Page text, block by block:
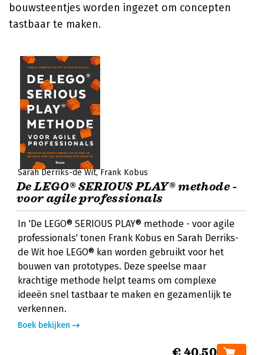
bouwsteentjes worden ingezet om concepten
tastbaar te maken.
Sarah Derriks-de Wit Frank Kobus
De LEGO® SERIOUS PLAY® methode -
voor agile professionals
In 'De LEGO® SERIOUS PLAY® methode - voor agile
professionals' tonen Frank Kobus en Sarah Derriks-
de Wit hoe LEGO® kan worden gebruikt voor het
bouwen van prototypes. Deze speelse maar
krachtige methode helpt teams om complexe
ideeën snel tastbaar te maken en gezamenlijk te
verkennen.
Boek bekijken